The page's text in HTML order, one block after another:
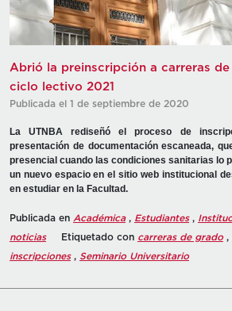
Abrió la preinscripción a carreras de
ciclo lectivo 2021
Publicada el 1 de septiembre de 2020
La UTNBA rediseñó el proceso de
presentación de documentación escaneada,
presencial cuando las condiciones sanitarias lo
un nuevo espacio en el sitio web institucional
en estudiar en la Facultad.
Publicada en Académica, Estudiantes,
noticias
Etiquetado con carreras de grado,
inscripciones, Seminario Universitario